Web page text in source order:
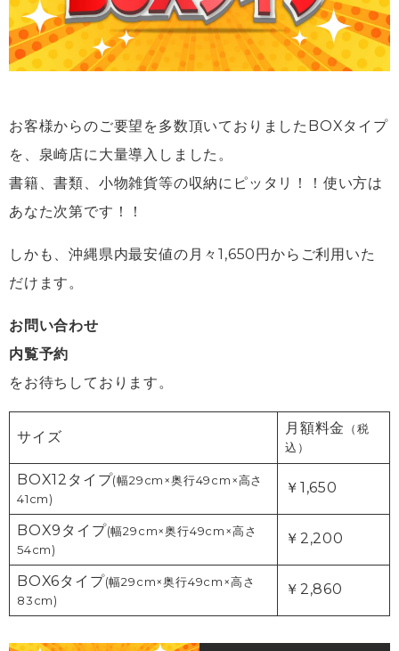
お客様からのご要望を多数頂いておりましたBOXタイプ
を、泉崎店に大量導入しました。
書籍、書類、小物雑貨等の収納にピッタリ！！使い方は
あなた次第です！！
しかも、沖縄県内最安値の月々1,650円からご利用いた
だけます。
お問い合わせ
内覧予約
をお待ちしております。
サイズ
月額料金
（税
込）
BOX12タイプ(幅29cm×奥行49cm×高さ
41cm)
￥1,650
BOX9タイプ(幅29cm×奥行49cm×高さ
54cm)
￥2,200
BOX6タイプ(幅29cm×奥行49cm×高さ
83cm)
￥2,860